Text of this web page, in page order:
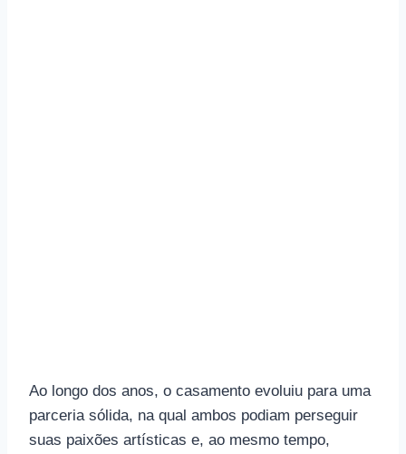
Ao longo dos anos, o casamento evoluiu para uma
parceria sólida, na qual ambos podiam perseguir
suas paixões artísticas e, ao mesmo tempo,